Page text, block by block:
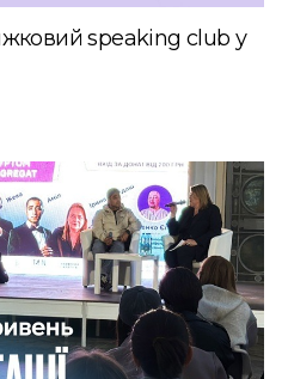
speaking club у